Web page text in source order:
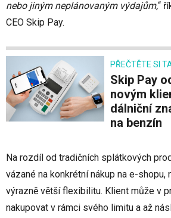
nebo jiným neplánovaným výdajům,“
CEO Skip Pay.
PŘEČTĚTE SI
Skip Pay od ČSOB dá
novým
dálniční
na benzín
Na rozdíl od tradičních splátkových
vázané na konkrétní nákup na e-shopu,
výrazně větší flexibilitu. Klient může v
nakupovat v rámci svého limitu a až